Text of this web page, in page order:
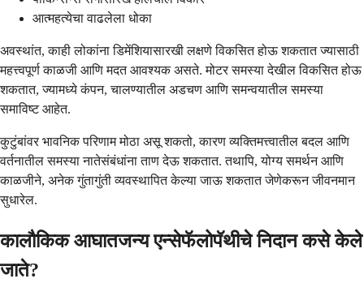
आत्महत्येचा वाढलेला धोका
अवस्थांत, काही लोकांना डिमेंशियासारखी लक्षणे विकसित होऊ शकतात ज्यासाठी
महत्त्वपूर्ण काळजी आणि मदत आवश्यक असते. मोटर समस्या देखील विकसित होऊ
शकतात, ज्यामध्ये कंपन, चालण्यातील अडचण आणि समन्वयातील समस्या
समाविष्ट आहेत.
कुटुंबांवर भावनिक परिणाम मोठा असू शकतो, कारण व्यक्तिमत्त्वातील बदल आणि
वर्तनातील समस्या नातेसंबंधांना ताण देऊ शकतात. तथापि, योग्य समर्थन आणि
काळजीने, अनेक गुंतागुंती व्यवस्थापित केल्या जाऊ शकतात जेणेकरून जीवनमान
सुधारेल.
कालौकिक आघातजन्य एन्सेफॅलोपॅथीचे निदान कसे केले
जाते?